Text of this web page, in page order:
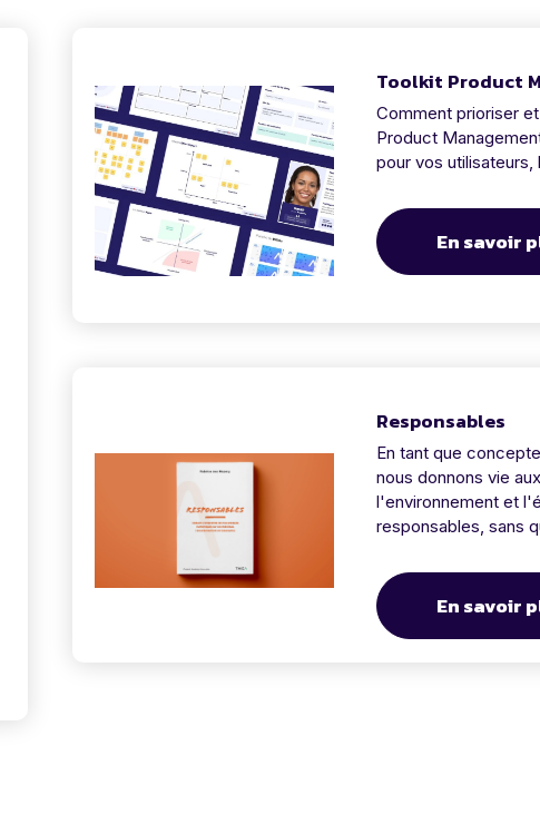
Toolkit Product
Comment prioriser
Product
pour vos
En savoir
Responsables
En tant que
nous donnons vie
l'environnement et
responsables, sans
En savoir